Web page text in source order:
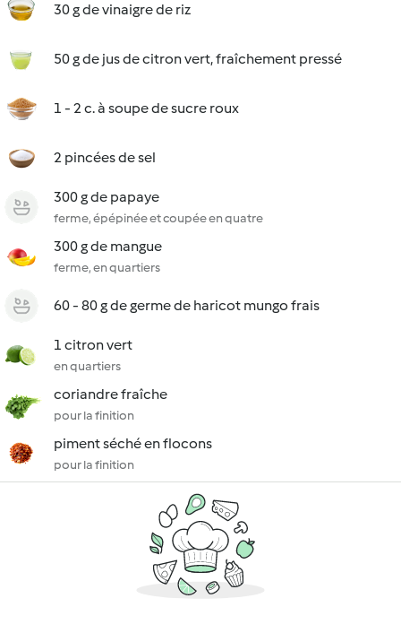
30 g de vinaigre de riz
50 g de jus de citron vert, fraîchement pressé
1 - 2 c. à soupe de sucre roux
2 pincées de sel
300 g de papaye
ferme, épépinée et coupée en quatre
300 g de mangue
ferme, en quartiers
60 - 80 g de germe de haricot mungo frais
1 citron vert
en quartiers
coriandre fraîche
pour la finition
piment séché en flocons
pour la finition